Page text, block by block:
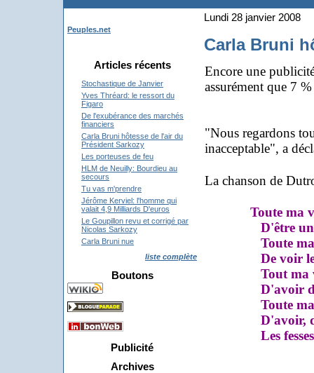
Peuples.net
Articles récents
Stochastique de Janvier
Yves Thréard: le ressort du
Figaro
De l'exubérance des marchés
financiers
Carla Bruni hôtesse de l'air du
Président Sarkozy
Les porteuses de feu
HLM de Neuilly: Bourdieu au
secours
Tu vas m'prendre
Jérôme Kerviel: l'homme qui
valait 4,9 Milliards D'euros
Le Goupillon revu et corrigé par
Nicolas Sarkozy
Carla Bruni nue
liste complète
Boutons
Publicité
Archives
Lundi 28 janvier 2008
Carla Bruni
Encore une
assurément que 7
"Nous regardons
inacceptable", a
La chanson de
Toute ma
D'être une
Toute ma
De voir le
Tout ma
D'avoir des
Toute ma
D'avoir,
Les fesses